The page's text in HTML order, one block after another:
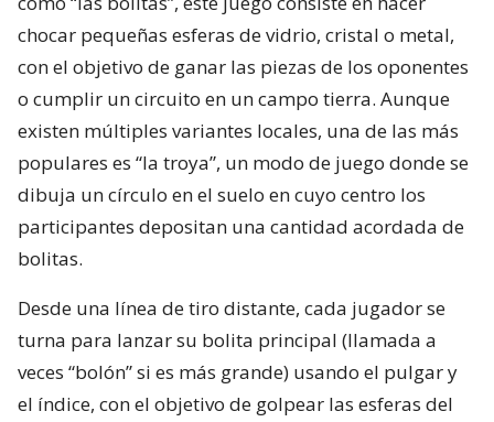
chocar pequeñas esferas de vidrio, cristal o metal,
con el objetivo de ganar las piezas de los oponentes
o cumplir un circuito en un campo tierra. Aunque
existen múltiples variantes locales, una de las más
populares es “la troya”, un modo de juego donde se
dibuja un círculo en el suelo en cuyo centro los
participantes depositan una cantidad acordada de
bolitas.
Desde una línea de tiro distante, cada jugador se
turna para lanzar su bolita principal (llamada a
veces “bolón” si es más grande) usando el pulgar y
el índice, con el objetivo de golpear las esferas del